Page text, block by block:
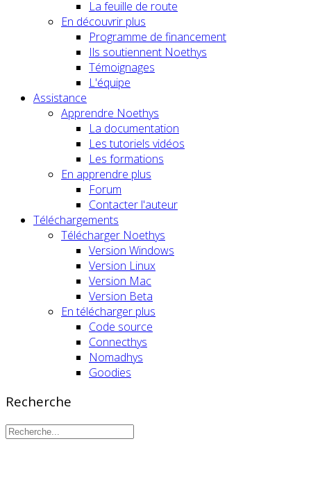
La feuille de route
En découvrir plus
Programme de financement
Ils soutiennent Noethys
Témoignages
L'équipe
Assistance
Apprendre Noethys
La documentation
Les tutoriels vidéos
Les formations
En apprendre plus
Forum
Contacter l'auteur
Téléchargements
Télécharger Noethys
Version Windows
Version Linux
Version Mac
Version Beta
En télécharger plus
Code source
Connecthys
Nomadhys
Goodies
Recherche